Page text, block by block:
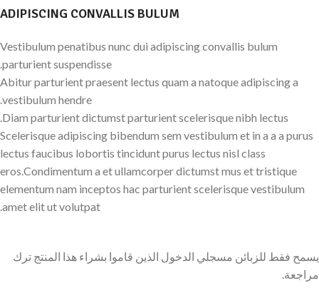
ADIPISCING CONVALLIS BULUM
Vestibulum penatibus nunc dui adipiscing convallis bulum
parturient suspendisse.
Abitur parturient praesent lectus quam a natoque adipiscing a
vestibulum hendre.
Diam parturient dictumst parturient scelerisque nibh lectus.
Scelerisque adipiscing bibendum sem vestibulum et in a a a purus
lectus faucibus lobortis tincidunt purus lectus nisl class
eros.Condimentum a et ullamcorper dictumst mus et tristique
elementum nam inceptos hac parturient scelerisque vestibulum
amet elit ut volutpat.
يسمح فقط للزبائن مسجلي الدخول الذين قاموا بشراء هذا المنتج ترك
مراجعة.